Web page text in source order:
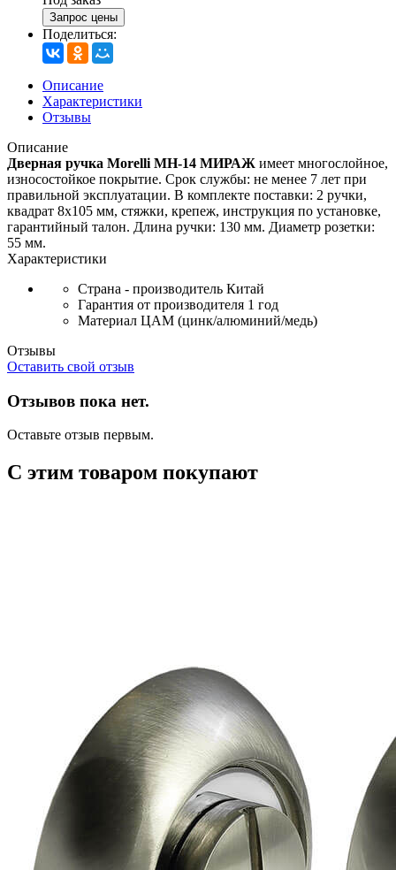
Запрос цены
Поделиться:
Описание
Характеристики
Отзывы
Описание
Дверная ручка Morelli MH-14 МИРАЖ имеет многослойное,
износостойкое покрытие. Срок службы: не менее 7 лет при
правильной эксплуатации. В комплекте поставки: 2 ручки,
квадрат 8х105 мм, стяжки, крепеж, инструкция по установке,
гарантийный талон. Длина ручки: 130 мм. Диаметр розетки:
55 мм.
Характеристики
Страна - производитель Китай
Гарантия от производителя 1 год
Материал ЦАМ (цинк/алюминий/медь)
Отзывы
Оставить свой отзыв
Отзывов пока нет.
Оставьте отзыв первым.
С этим товаром покупают